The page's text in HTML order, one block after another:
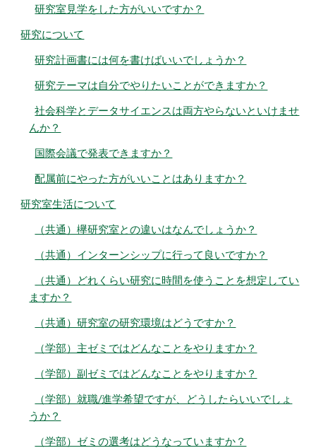
研究室見学をした方がいいですか？
研究について
研究計画書には何を書けばいいでしょうか？
研究テーマは自分でやりたいことができますか？
社会科学とデータサイエンスは両方やらないといけませ
んか？
国際会議で発表できますか？
配属前にやった方がいいことはありますか？
研究室生活について
（共通）欅研究室との違いはなんでしょうか？
（共通）インターンシップに行って良いですか？
（共通）どれくらい研究に時間を使うことを想定してい
ますか？
（共通）研究室の研究環境はどうですか？
（学部）主ゼミではどんなことをやりますか？
（学部）副ゼミではどんなことをやりますか？
（学部）就職/進学希望ですが、どうしたらいいでしょ
うか？
（学部）ゼミの選考はどうなっていますか？